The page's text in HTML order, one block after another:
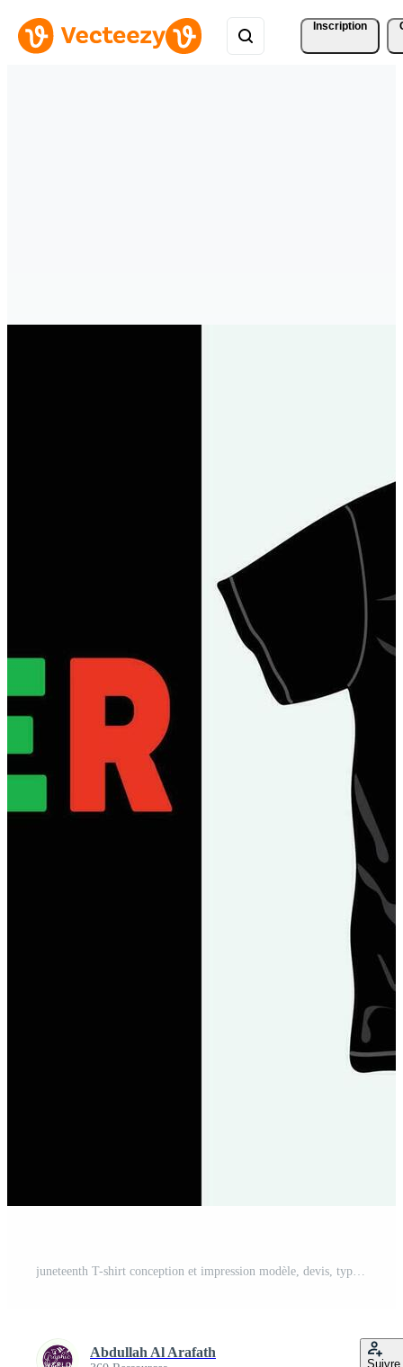
Inscription
juneteenth T-shirt conception et impression modèle, devis, typographie conception, juin 19, africain américain chemise conception, pleinement modifiable vecteur modèle. Vecteur Pro
Abdullah Al Arafath
Suivre